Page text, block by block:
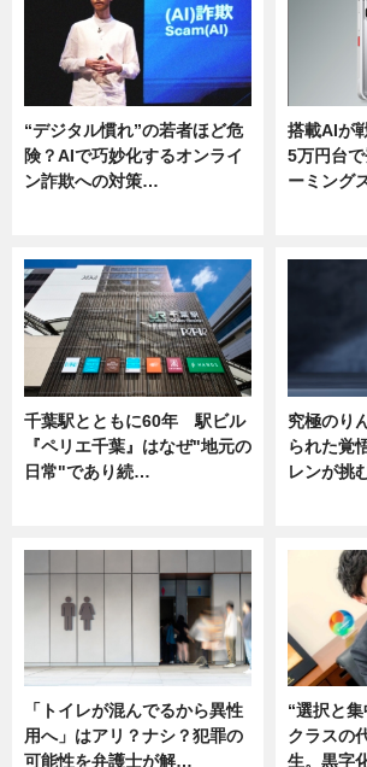
“デジタル慣れ”の若者ほど危
険？AIで巧妙化するオンライ
ン詐欺への対策…
搭載AIが
5万円台
ーミング
千葉駅とともに60年 駅ビル
『ペリエ千葉』はなぜ"地元の
日常"であり続…
究極のり
られた覚
レンが挑
「トイレが混んでるから異性
用へ」はアリ？ナシ？犯罪の
可能性を弁護士が解…
“選択と
クラスの
生。黒字